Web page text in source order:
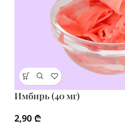
Имбирь (40 мг)
2,90 ₾